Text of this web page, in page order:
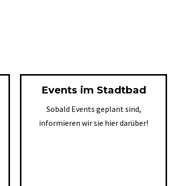
Events im Stadtbad
Sobald Events geplant sind,
informieren wir sie hier darüber!